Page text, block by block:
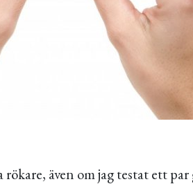
rökare, även om jag testat ett